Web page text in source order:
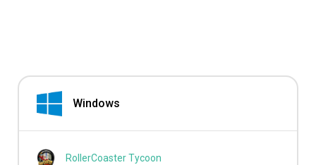
Windows
RollerCoaster Tycoon